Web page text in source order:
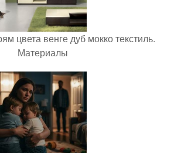
цвета венге дуб мокко текстиль.
Материалы